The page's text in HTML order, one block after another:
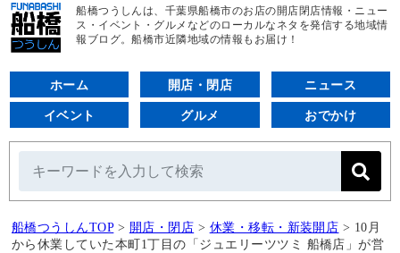
船橋つうしんは、千葉県船橋市のお店の開店閉店情報・ニュー
ス・イベント・グルメなどのローカルなネタを発信する地域情
報ブログ。船橋市近隣地域の情報もお届け！
ホーム 開店・閉店 ニュース
イベント グルメ おでかけ
船橋つうしんTOP > 開店・閉店 > 休業・移転・新装開店 > 10月
から休業していた本町1丁目の「ジュエリーツツミ 船橋店」が営